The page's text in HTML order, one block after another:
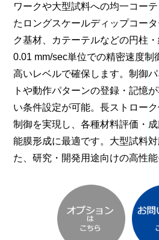
ワークや大型試料への均一コー
たロングスケールディップコー
ク基材、カテーテルなどの円柱・
0.01 mm/sec単位での精密速度制
高いレベルで確保します。制御
トや動作パターンの登録・記憶
い条件設定が可能。長ストロー
制御を実現し、各種材料評価・
能膜形成に最適です。大型試料
た、研究・開発用途向けの高性能